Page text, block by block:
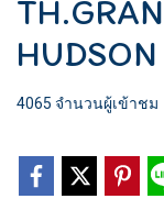
HUDSON
4065 จำนวนผู้เข้าชม